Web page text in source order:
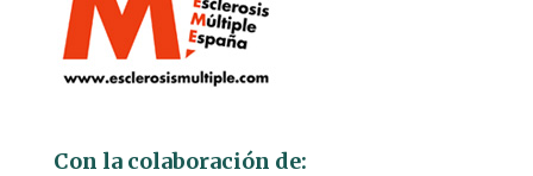
Con la colaboración de: